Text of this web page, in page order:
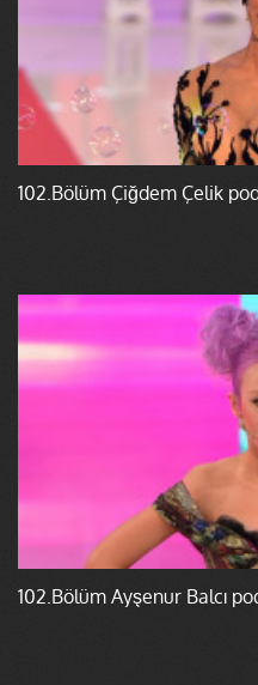
102.Bölüm Çiğdem Çelik
102.Bölüm Ayşenur Balcı